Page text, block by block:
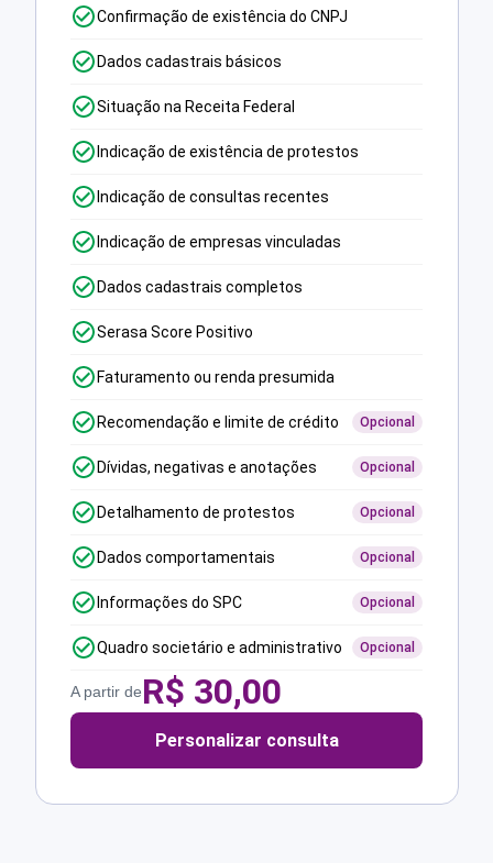
Confirmação de existência do CNPJ
Dados cadastrais básicos
Situação na Receita Federal
Indicação de existência de protestos
Indicação de consultas recentes
Indicação de empresas vinculadas
Dados cadastrais completos
Serasa Score Positivo
Faturamento ou renda presumida
Recomendação e limite de crédito Opcional
Dívidas, negativas e anotações Opcional
Detalhamento de protestos Opcional
Dados comportamentais Opcional
Informações do SPC Opcional
Quadro societário e administrativo Opcional
A partir deR$ 30,00
Personalizar consulta